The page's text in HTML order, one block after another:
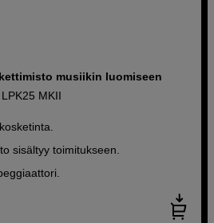
musiikin luomiseen
MKII
sisältyy toimitukseen.